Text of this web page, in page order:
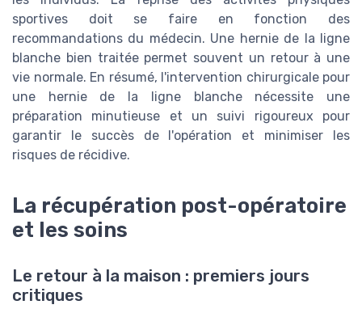
sportives doit se faire en fonction des
recommandations du médecin. Une hernie de la ligne
blanche bien traitée permet souvent un retour à une
vie normale. En résumé, l'intervention chirurgicale pour
une hernie de la ligne blanche nécessite une
préparation minutieuse et un suivi rigoureux pour
garantir le succès de l'opération et minimiser les
risques de récidive.
La récupération post-opératoire
et les soins
Le retour à la maison : premiers jours
critiques